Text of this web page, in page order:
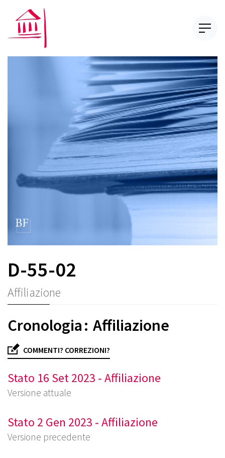
D-55-02
Affiliazione
Cronologia : Affiliazione
COMMENTI? CORREZIONI?
Stato 16 Set 2023 - Affiliazione
Versione attuale
Stato 2 Gen 2023 - Affiliazione
Versione precedente